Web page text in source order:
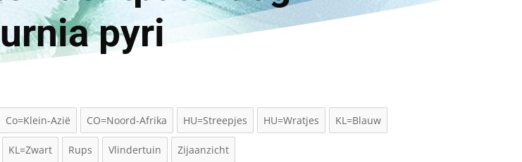
pyri
Co=Klein-Azië CO=Noord-Afrika HU=Streepjes HU=Wratjes KL=Blauw
KL=Zwart Rups Vlindertuin Zijaanzicht